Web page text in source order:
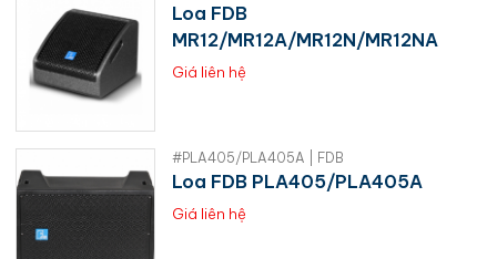
Loa FDB
MR12/MR12A/MR12N/MR12NA
Giá liên hệ
#PLA405/PLA405A | FDB
Loa FDB PLA405/PLA405A
Giá liên hệ